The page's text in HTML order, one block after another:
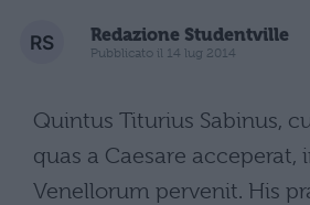
Redazione Studentville
Pubblicato il 14 lug 2014
Quintus Titurius Sabinus,
quas a Caesare acceperat,
Venellorum pervenit. His